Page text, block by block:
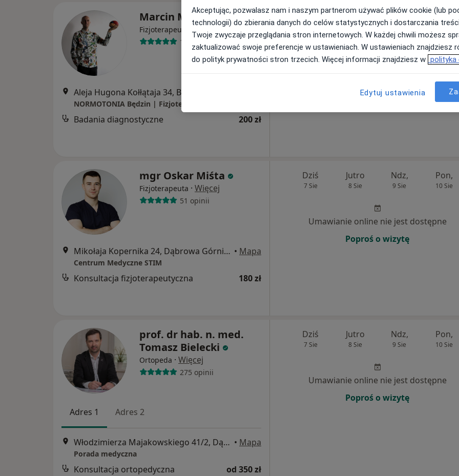
Marcin Malinowski
Fizjoterapeuta ·Więcej
194 opinie
Aleja Hugona Kołłątaja 34, Będzin
Badania diagnostyczne 200 zł
Dziś
7 Sie
Jutro
8 Sie
Ndz,
9 Sie
Pon,
10 Sie
Umawianie online nie jest dostępne
mgr Oskar Miśta
Fizjoterapeuta · Więcej
51 opinii
Mikołaja Kopernika 24, Dąbrowa Górnicza • Mapa
Centrum Medyczne STIM
Konsultacja fizjoterapeutyczna 180 zł
Dziś
7 Sie
Jutro
8 Sie
Ndz,
9 Sie
Pon,
10 Sie
Umawianie online nie jest dostępne
Poproś o wizytę
prof. dr hab. n. med.
Tomasz Bielecki
Ortopeda · Więcej
275 opinii
Adres 1 Adres 2
Włodzimierza Majakowskiego 41/2, Dąbrowa Górnicza • Mapa
Porada medyczna
Konsultacja ortopedyczna od 350 zł
Dziś
7 Sie
Jutro
8 Sie
Ndz,
9 Sie
Pon,
10 Sie
Umawianie online nie jest dostępne
Poproś o wizytę
Akceptując, pozwalasz nam i naszym partnerom używać plików cookie (lub
technologii) do zbierania danych do celów statystycznych i dostarczania
Twoje zwyczaje przeglądania stron internetowych. W każdej chwili możesz
zaktualizować swoje preferencje w ustawieniach. W ustawieniach znajdziesz
do polityk prywatności stron trzecich. Więcej informacji znajdziesz w polityka
Edytuj ustawienia